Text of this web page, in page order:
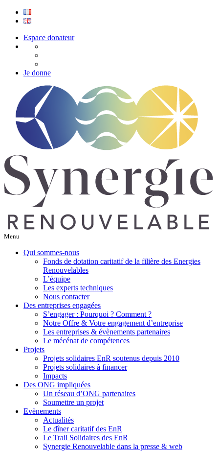
Espace donateur
Je donne
Menu
Qui sommes-nous
Fonds de dotation caritatif de la filière des Energies
Renouvelables
L’équipe
Les experts techniques
Nous contacter
Des entreprises engagées
S’engager : Pourquoi ? Comment ?
Notre Offre & Votre engagement d’entreprise
Les entreprises & évènements partenaires
Le mécénat de compétences
Projets
Projets solidaires EnR soutenus depuis 2010
Projets solidaires à financer
Impacts
Des ONG impliquées
Un réseau d’ONG partenaires
Soumettre un projet
Evènements
Actualités
Le dîner caritatif des EnR
Le Trail Solidaires des EnR
Synergie Renouvelable dans la presse & web